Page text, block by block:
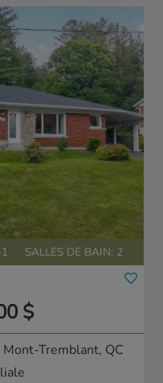
SALLES DE BAIN: 2
$
Mont-Tremblant, QC